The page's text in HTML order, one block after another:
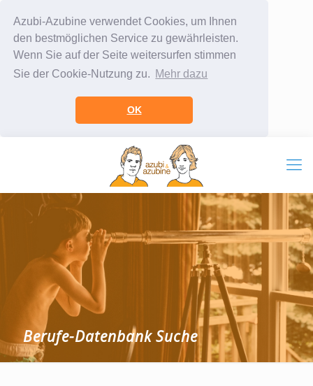
Azubi-Azubine verwendet Cookies, um Ihnen
den bestmöglichen Service zu gewährleisten.
Wenn Sie auf der Seite weitersurfen stimmen
Sie der Cookie-Nutzung zu. Mehr dazu
OK
Berufe-Datenbank Suche